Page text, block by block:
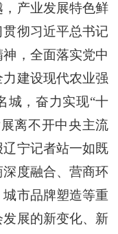
产业发展特色鲜
彻习近平总书记
，全面落实党中
建设现代农业强
城，奋力实现“十
离不开中央主流
宁记者站一如既
度融合、营商环
市品牌塑造等重
展的新变化、新